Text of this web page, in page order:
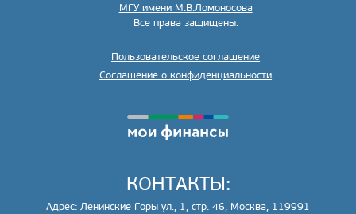
МГУ имени М.В.Ломоносова
Все права защищены.
Пользовательское соглашение
Соглашение о конфиденциальности
КОНТАКТЫ:
Адрес: Ленинские Горы ул., 1, стр. 46, Москва, 119991